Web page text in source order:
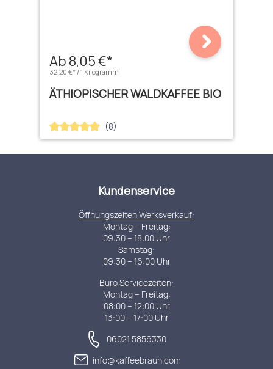
Ab 8,05 €*
32,20 €* / 1 Kilogramm
ÄTHIOPISCHER WALDKAFFEE BIO
Durchschnittliche Bewertung von 4.88 von 5 Sternen
(8)
Kundenservice
Öffnungszeiten Werksverkauf:
Montag – Freitag:
09:30 – 18:00 Uhr
Samstag:
09:30 – 16:00 Uhr
Büro Servicezeiten:
Montag – Freitag:
08:00 – 12:00 Uhr
13:00 – 17:00 Uhr
06021 5856330
info@kaffeebraun.com